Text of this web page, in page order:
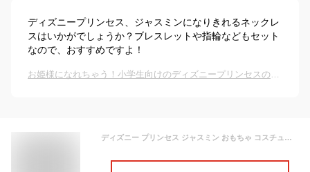
ディズニープリンセス、ジャスミンになりきれるネックレ
スはいかがでしょうか？ブレスレットや指輪などもセット
なので、おすすめですよ！
お姫様になれちゃう！小学生向けのディズニープリンセスのネックレスは？
ディズニー プリンセス ジャスミン おもちゃ コスチュームアクセ アクセサリー ネックレス ブレスレット ゆびわ 指輪 イヤリング ティア